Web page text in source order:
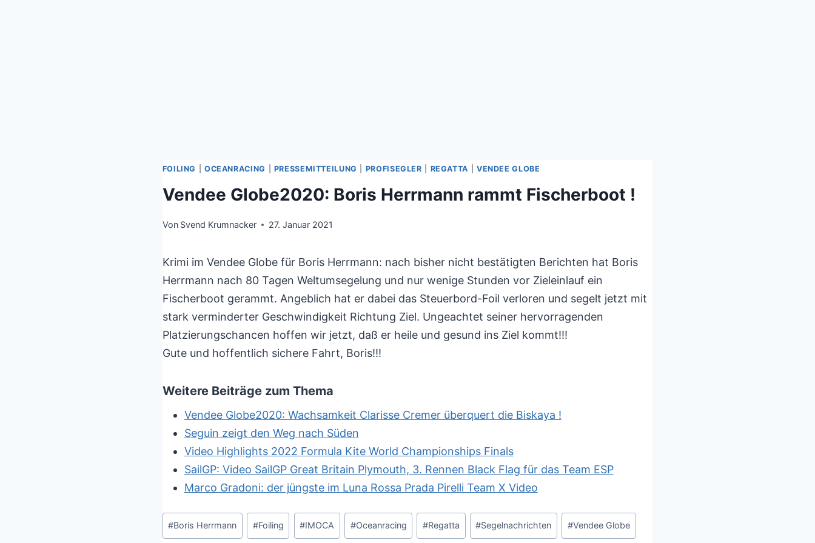
FOILING OCEANRACING PRESSEMITTEILUNG PROFISEGLER REGATTA VENDEE GLOBE
Vendee Globe2020: Boris Herrmann rammt Fischerboot !
Von Svend Krumnacker 27. Januar 2021
Krimi im Vendee Globe für Boris Herrmann: nach bisher nicht bestätigten Berichten hat Boris
Herrmann nach 80 Tagen Weltumsegelung und nur wenige Stunden vor Zieleinlauf ein
Fischerboot gerammt. Angeblich hat er dabei das Steuerbord-Foil verloren und segelt jetzt mit
stark verminderter Geschwindigkeit Richtung Ziel. Ungeachtet seiner hervorragenden
Platzierungschancen hoffen wir jetzt, daß er heile und gesund ins Ziel kommt!!!
Gute und hoffentlich sichere Fahrt, Boris!!!
Weitere Beiträge zum Thema
Vendee Globe2020: Wachsamkeit Clarisse Cremer überquert die Biskaya !
Seguin zeigt den Weg nach Süden
Video Highlights 2022 Formula Kite World Championships Finals
SailGP: Video SailGP Great Britain Plymouth, 3. Rennen Black Flag für das Team ESP
Marco Gradoni: der jüngste im Luna Rossa Prada Pirelli Team X Video
Schlagworte:
#Boris Herrmann #Foiling #IMOCA #Oceanracing #Regatta #Segelnachrichten #Vendee Globe